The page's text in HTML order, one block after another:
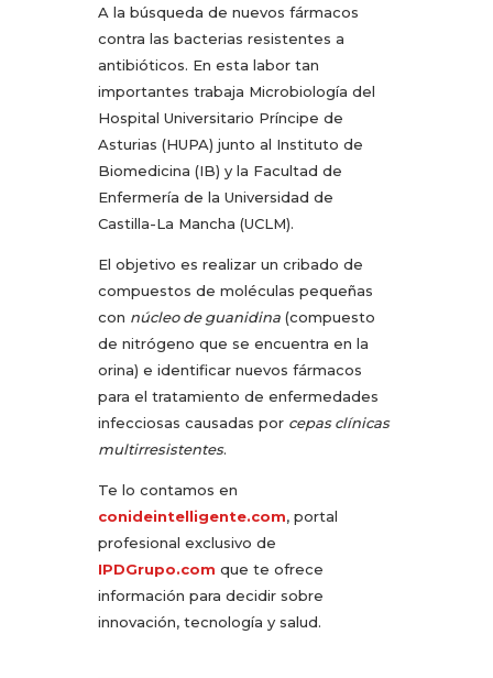
A la búsqueda de nuevos fármacos
contra las bacterias resistentes a
antibióticos. En esta labor tan
importantes trabaja Microbiología del
Hospital Universitario Príncipe de
Asturias (HUPA) junto al Instituto de
Biomedicina (IB) y la Facultad de
Enfermería de la Universidad de
Castilla-La Mancha (UCLM).
El objetivo es realizar un cribado de
compuestos de moléculas pequeñas
con núcleo de guanidina (compuesto
de nitrógeno que se encuentra en la
orina) e identificar nuevos fármacos
para el tratamiento de enfermedades
infecciosas causadas por cepas clínicas
multirresistentes.
Te lo contamos en
conideintelligente.com, portal
profesional exclusivo de
IPDGrupo.com que te ofrece
información para decidir sobre
innovación, tecnología y salud.